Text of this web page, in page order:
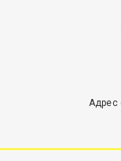
Адрес